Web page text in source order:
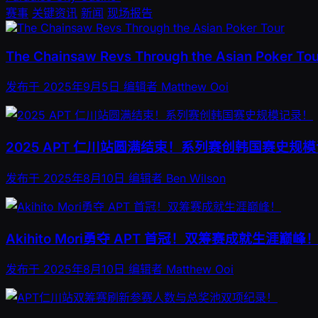
赛事 关键资讯 新闻 现场报告
The Chainsaw Revs Through the Asian Poker
发布于 2025年9月5日 编辑者 Matthew Ooi
2025 APT 仁川站圆满结束！系列赛创韩国赛史规模
发布于 2025年8月10日 编辑者 Ben Wilson
Akihito Mori勇夺 APT 首冠！双筹赛成就生涯巅峰！
发布于 2025年8月10日 编辑者 Matthew Ooi